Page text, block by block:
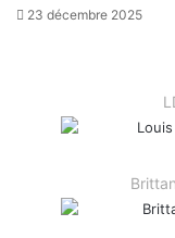
23 décembre 2025